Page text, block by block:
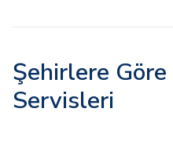
Şehirlere
Servisleri